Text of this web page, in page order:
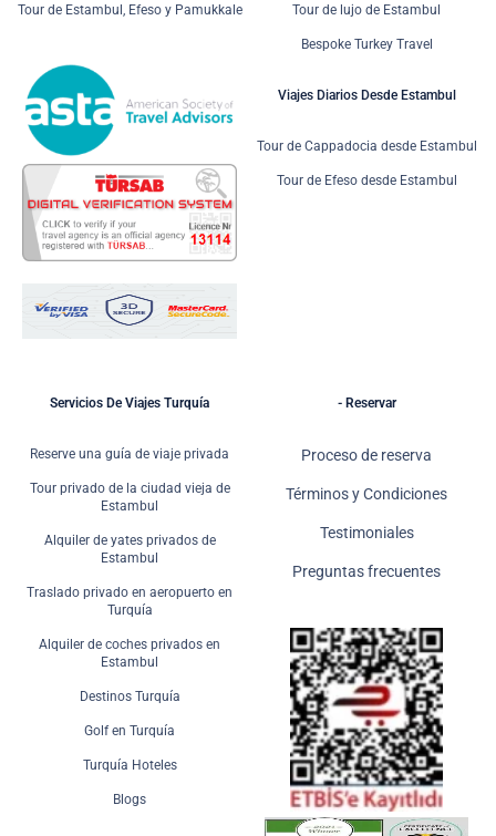
Tour de Estambul, Efeso y Pamukkale Tour de lujo de Estambul
Bespoke Turkey Travel
Viajes Diarios Desde Estambul
Tour de Cappadocia desde Estambul
Tour de Efeso desde Estambul
Servicios De Viajes Turquía
Reserve una guía de viaje privada
Tour privado de la ciudad vieja de
Estambul
Alquiler de yates privados de
Estambul
Traslado privado en aeropuerto en
Turquía
Alquiler de coches privados en
Estambul
Destinos Turquía
Golf en Turquía
Turquía Hoteles
Blogs
- Reservar
Proceso de reserva
Términos y Condiciones
Testimoniales
Preguntas frecuentes